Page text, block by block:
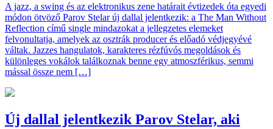
A jazz, a swing és az elektronikus zene határait évtizedek óta egyedi
módon ötvöző Parov Stelar új dallal jelentkezik: a The Man Without
Reflection című single mindazokat a jellegzetes elemeket
felvonultatja, amelyek az osztrák producer és előadó védjegyévé
váltak. Jazzes hangulatok, karakteres rézfúvós megoldások és
különleges vokálok találkoznak benne egy atmoszférikus, semmi
mással össze nem […]
Új dallal jelentkezik Parov Stelar, aki